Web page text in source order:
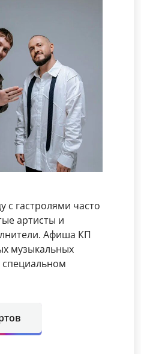
с гастролями часто
артисты и
Афиша КП
музыкальных
специальном